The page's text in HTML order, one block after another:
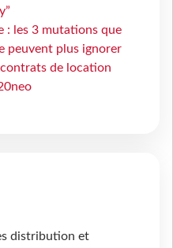
: les 3 mutations que
peuvent plus ignorer
contrats de location
distribution et